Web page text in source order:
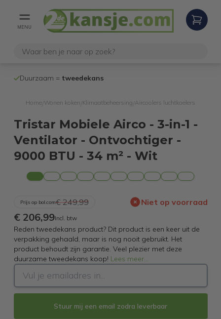
MENU
Duurzaam = tweedekans
Home Wonen koken Klimaatbeheersing Aircoolers luchtkoelers
Tristar Mobiele Airco - 3-in-1 -
Ventilator - Ontvochtiger -
9000 BTU - 34 m² - Wit
Prijs op bol.com€ 249,99 Niet op voorraad
€ 206,99Incl. btw
Reden tweedekans product? Dit product is een keer uit de
verpakking gehaald, maar is nog nooit gebruikt. Het
product behoudt zijn garantie. Veel plezier met deze
duurzame tweedekans koop! Lees meer...
Stuur mij een email zodra leverbaar